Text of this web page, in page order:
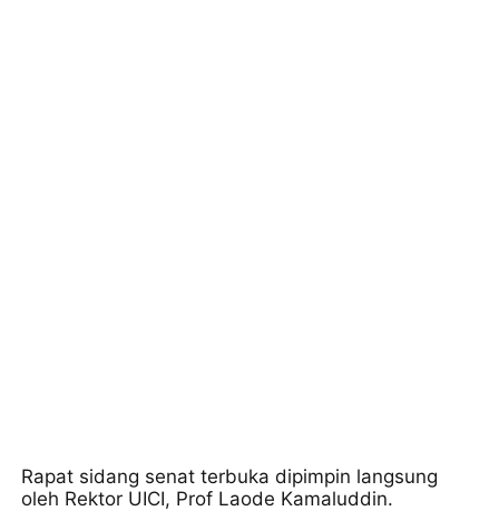
Rapat sidang senat terbuka dipimpin langsung
oleh Rektor UICI, Prof Laode Kamaluddin.